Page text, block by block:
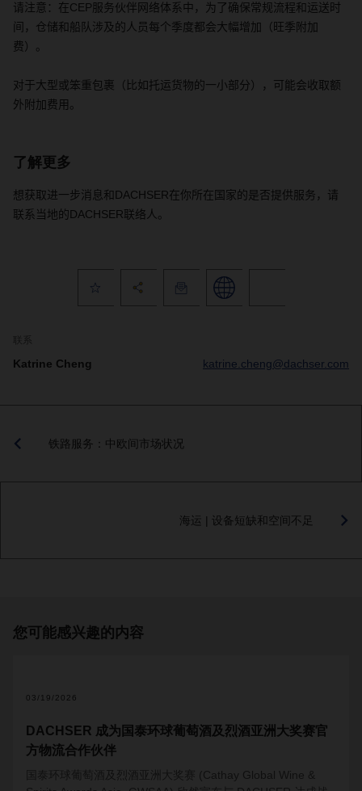
请注意：在CEP服务伙伴网络体系中，为了确保常规流程和运送时
间，仓储和船队涉及的人员每个季度都会大幅增加（旺季附加
费）。
对于大型或笨重包裹（比如托运货物的一小部分），可能会收取额
外附加费用。
了解更多
想获取进一步消息和DACHSER在你所在国家的是否提供服务，请
联系当地的DACHSER 联络人。
Katrine Cheng katrine.cheng@dachser.com
铁路服务：中欧间市场状况
海运 | 设备短缺和空间不足
您可能感兴趣的内容
03/19/2026
DACHSER 成为国泰环球葡萄酒及烈酒亚洲大奖赛官
方物流合作伙伴
国泰环球葡萄酒及烈酒亚洲大奖赛 (Cathay Global Wine &